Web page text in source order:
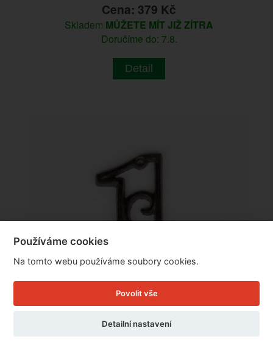
Cena: 379 Kč
Skladem MŮŽETE MÍT JIŽ ZÍTRA
Doručíme do: 7.8.
Detail
Používáme cookies
Na tomto webu používáme soubory cookies.
Povolit vše
Detailní nastavení